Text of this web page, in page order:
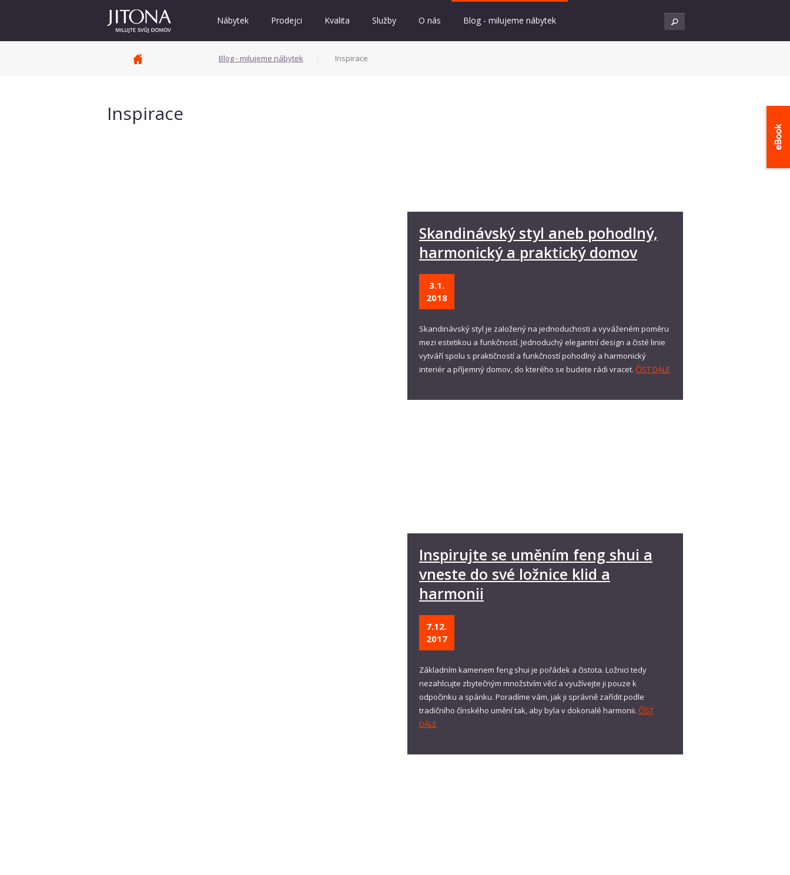
Nábytek Prodejci Kvalita Služby O nás Blog - milujeme nábytek
Blog - milujeme nábytek Inspirace
Inspirace
Skandinávský styl aneb pohodlný,
harmonický a praktický domov
3.1.
2018
Skandinávský styl je založený na jednoduchosti a vyváženém poměru
mezi estetikou a funkčností. Jednoduchý elegantní design a čisté linie
vytváří spolu s praktičností a funkčností pohodlný a harmonický
interiér a příjemný domov, do kterého se budete rádi vracet. ČÍST DÁLE
Inspirujte se uměním feng shui a
vneste do své ložnice klid a
harmonii
7.12.
2017
Základním kamenem feng shui je pořádek a čistota. Ložnici tedy
nezahlcujte zbytečným množstvím věcí a využívejte ji pouze k
odpočinku a spánku. Poradíme vám, jak ji správně zařídit podle
tradičního čínského umění tak, aby byla v dokonalé harmonii. ČÍST
DÁLE